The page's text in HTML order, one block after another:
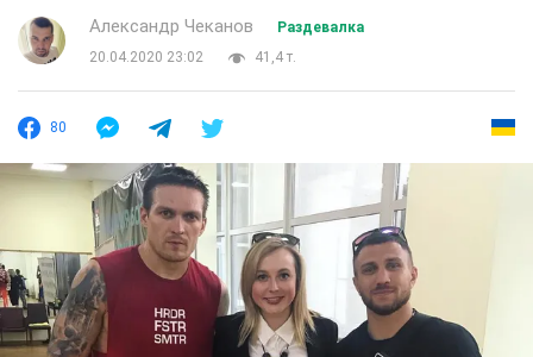
Александр Чеканов
Раздевалка
20.04.2020 23:02
41,4 т.
80